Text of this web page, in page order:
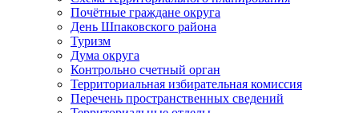
Почётные граждане округа
День Шпаковского района
Туризм
Дума округа
Контрольно счетный орган
Территориальная избирательная комиссия
Перечень пространственных сведений